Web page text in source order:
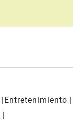
Entretenimiento